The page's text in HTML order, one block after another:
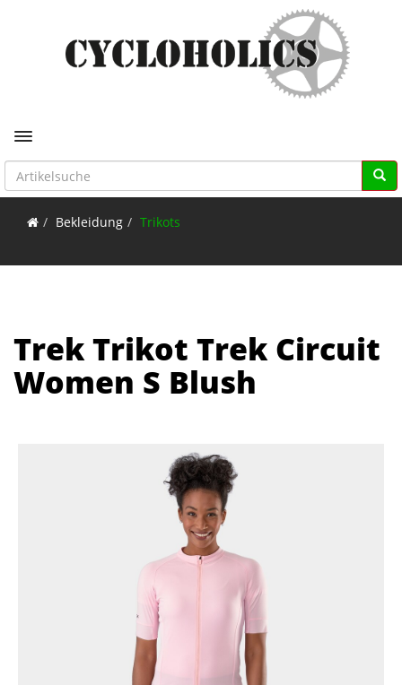
Toggle navigation
Bekleidung Trikots
Trek Trikot Trek Circuit
Women S Blush